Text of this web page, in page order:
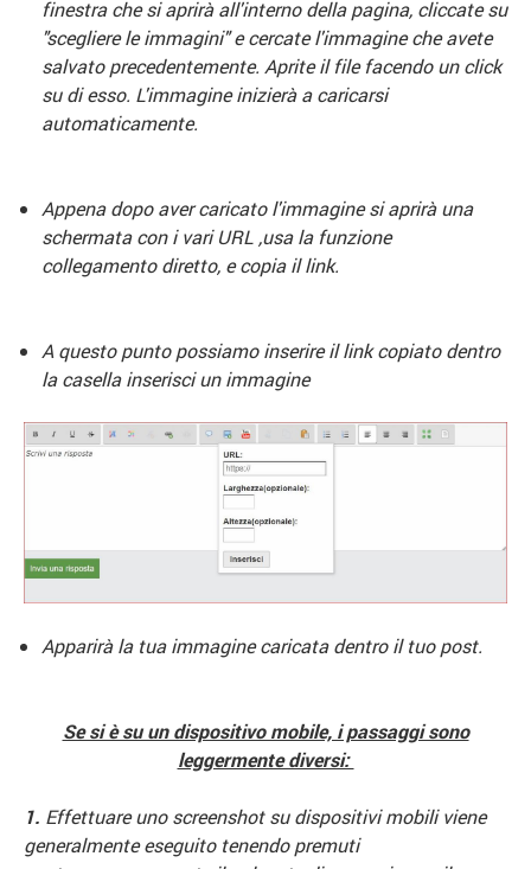
finestra che si aprirà all'interno della pagina, cliccate su
"scegliere le immagini" e cercate l'immagine che avete
salvato precedentemente. Aprite il file facendo un click
su di esso. L'immagine inizierà a caricarsi
automaticamente.
Appena dopo aver caricato l'immagine si aprirà una
schermata con i vari URL ,usa la funzione
collegamento diretto, e copia il link.
A questo punto possiamo inserire il link copiato dentro
la casella inserisci un immagine
Apparirà la tua immagine caricata dentro il tuo post.
Se si è su un dispositivo mobile, i passaggi sono
leggermente diversi:
1. Effettuare uno screenshot su dispositivi mobili viene
generalmente eseguito tenendo premuti